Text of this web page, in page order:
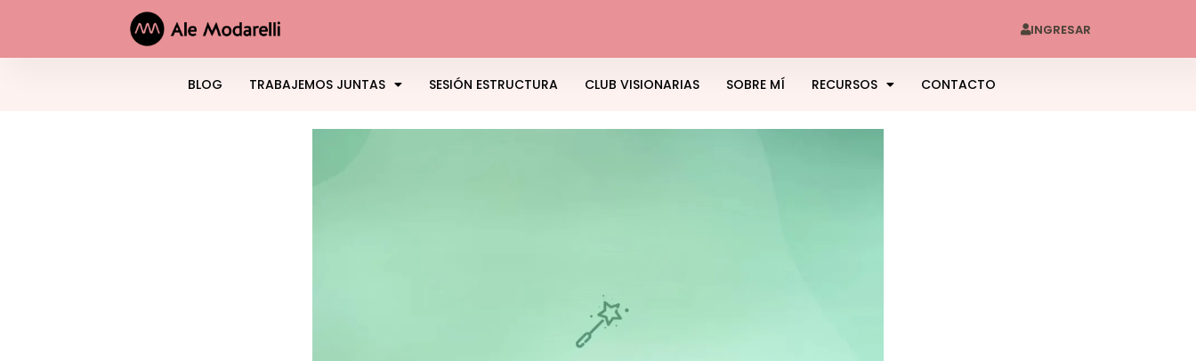
INGRESAR
BLOG TRABAJEMOS JUNTAS SESIÓN ESTRUCTURA CLUB VISIONARIAS SOBRE MÍ RECURSOS CONTACTO